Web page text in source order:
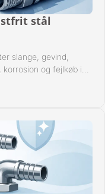
stål
slange, gevind,
og fejlkøb i